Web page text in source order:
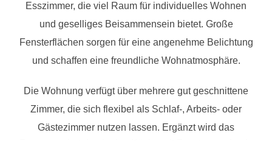
Esszimmer, die viel Raum für individuelles Wohnen
und geselliges Beisammensein bietet. Große
Fensterflächen sorgen für eine angenehme Belichtung
und schaffen eine freundliche Wohnatmosphäre.
Die Wohnung verfügt über mehrere gut geschnittene
Zimmer, die sich flexibel als Schlaf-, Arbeits- oder
Gästezimmer nutzen lassen. Ergänzt wird das